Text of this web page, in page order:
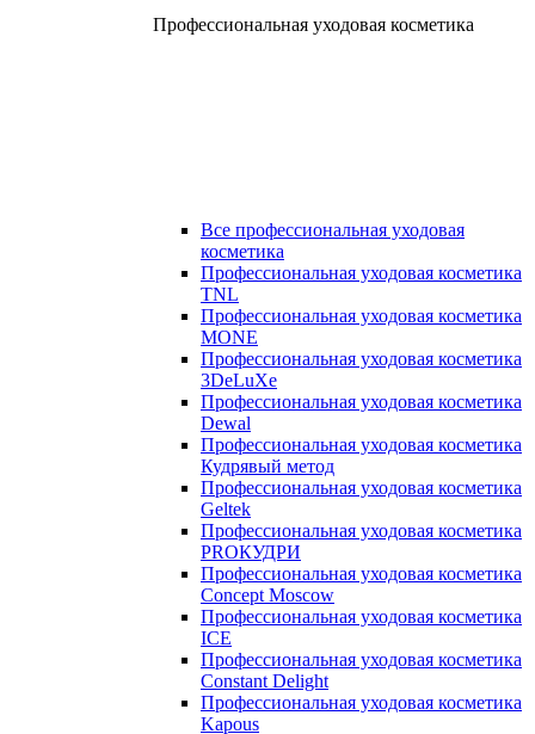
Профессиональная уходовая косметика
Все профессиональная уходовая
косметика
Профессиональная уходовая косметика
TNL
Профессиональная уходовая косметика
MONE
Профессиональная уходовая косметика
3DeLuXe
Профессиональная уходовая косметика
Dewal
Профессиональная уходовая косметика
Кудрявый метод
Профессиональная уходовая косметика
Geltek
Профессиональная уходовая косметика
PROКУДРИ
Профессиональная уходовая косметика
Concept Moscow
Профессиональная уходовая косметика
ICE
Профессиональная уходовая косметика
Constant Delight
Профессиональная уходовая косметика
Kapous